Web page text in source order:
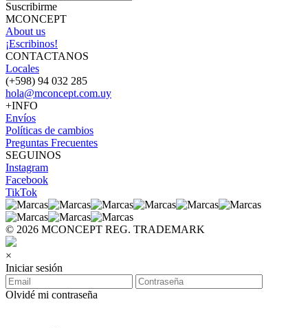
Suscribirme
MCONCEPT
About us
¡Escribinos!
CONTACTANOS
Locales
(+598) 94 032 285
hola@mconcept.com.uy
+INFO
Envíos
Políticas de cambios
Preguntas Frecuentes
SEGUINOS
Instagram
Facebook
TikTok
© 2026 MCONCEPT REG. TRADEMARK
×
Iniciar sesión
Olvidé mi contraseña